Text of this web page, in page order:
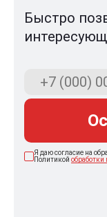
Быстро
Я даю согласие на
Политикой